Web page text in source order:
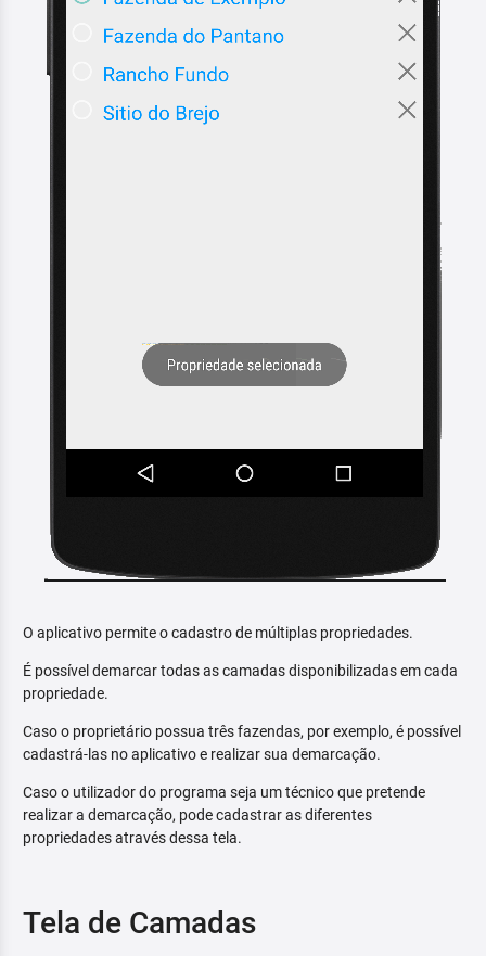
O aplicativo permite o cadastro de múltiplas propriedades.
É possível demarcar todas as camadas disponibilizadas em cada
propriedade.
Caso o proprietário possua três fazendas, por exemplo, é possível
cadastrá-las no aplicativo e realizar sua demarcação.
Caso o utilizador do programa seja um técnico que pretende
realizar a demarcação, pode cadastrar as diferentes
propriedades através dessa tela.
Tela de Camadas